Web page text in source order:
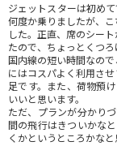
ジェットスターは初め
何度か乗りましたが、
した。正直、席のシー
たので、ちょっとくつろ
国内線の短い時間なの
にはコスパよく利用さ
足です。また、荷物預
いいと思います。
ただ、プランが分かり
間の飛行はきついかな
くかというところかなと